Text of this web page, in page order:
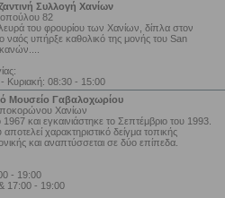
Συλλογή Χανίων
82
του φρουρίου των Χανίων, δίπλα στον
υπήρξε καθολικό της μονής του San
- Κυριακή: 08:30 - 15:00
Μουσείο Γαβαλοχωρίου
Χανίων
και εγκαινιάστηκε το Σεπτέμβριο του 1993.
αποτελεί χαρακτηριστικό δείγμα τοπικής
και αναπτύσσεται σε δύο επίπεδα.
- 19:00
17:00 - 19:00